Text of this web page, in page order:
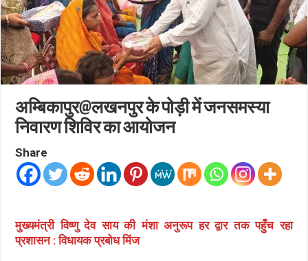
अम्बिकापुर@लखनपुर के पोड़ी में जनसमस्या
निवारण शिविर का आयोजन
Share
मुख्यमंत्री विष्णु देव साय की मंशा अनुरूप हर द्वार तक पहुँच रहा
प्रशासन : विधायक प्रबोध मिंज